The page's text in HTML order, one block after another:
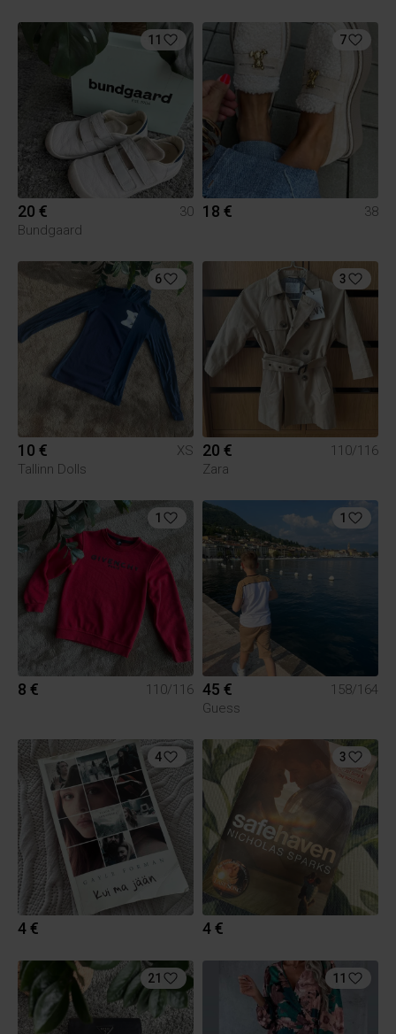
11
20 €
30
Bundgaard
7
18 € 38
6
10 €
XS
Tallinn Dolls
3
20 €
110/116
Zara
1
8 € 110/116
1
45 €
158/164
Guess
4
4 €
3
4 €
21 11